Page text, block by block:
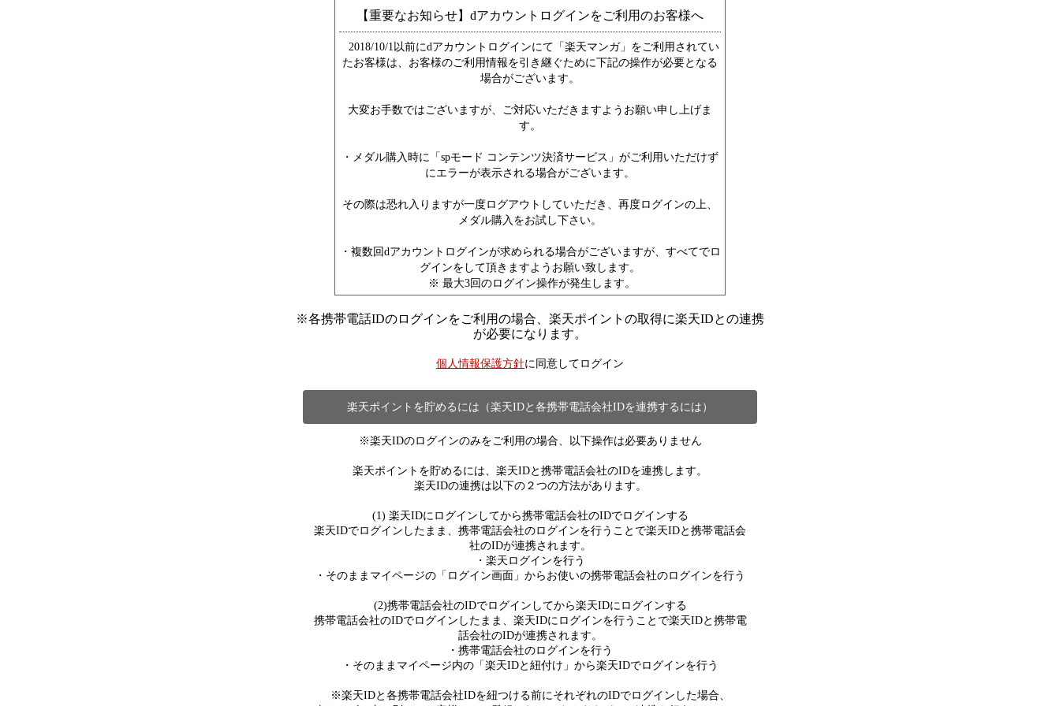
【重要なお知らせ】dアカウントログインをご利用のお客様へ
2018/10/1以前にdアカウントログインにて「楽天マンガ」をご利用されてい
たお客様は、お客様のご利用情報を引き継ぐために下記の操作が必要となる
場合がございます。
大変お手数ではございますが、ご対応いただきますようお願い申し上げま
す。
・メダル購入時に「spモード コンテンツ決済サービス」がご利用いただけず
にエラーが表示される場合がございます。
その際は恐れ入りますが一度ログアウトしていただき、再度ログインの上、
メダル購入をお試し下さい。
・複数回dアカウントログインが求められる場合がございますが、すべてでロ
グインをして頂きますようお願い致します。
※ 最大3回のログイン操作が発生します。
※各携帯電話IDのログインをご利用の場合、楽天ポイントの取得に楽天IDとの連携
が必要になります。
個人情報保護方針に同意してログイン
楽天ポイントを貯めるには（楽天IDと各携帯電話会社IDを連携するには）
※楽天IDのログインのみをご利用の場合、以下操作は必要ありません
楽天ポイントを貯めるには、楽天IDと携帯電話会社のIDを連携します。
楽天IDの連携は以下の２つの方法があります。
(1) 楽天IDにログインしてから携帯電話会社のIDでログインする
楽天IDでログインしたまま、携帯電話会社のログインを行うことで楽天IDと携帯電話会
社のIDが連携されます。
・楽天ログインを行う
・そのままマイページの「ログイン画面」からお使いの携帯電話会社のログインを行う
(2)携帯電話会社のIDでログインしてから楽天IDにログインする
携帯電話会社のIDでログインしたまま、楽天IDにログインを行うことで楽天IDと携帯電
話会社のIDが連携されます。
・携帯電話会社のログインを行う
・そのままマイページ内の「楽天IDと紐付け」から楽天IDでログインを行う
※楽天IDと各携帯電話会社IDを紐つける前にそれぞれのIDでログインした場合、